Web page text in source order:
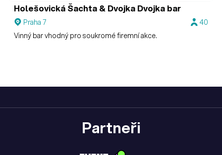
Holešovická Šachta & Dvojka Dvojka bar
Praha 7
40
Vinný bar vhodný pro soukromé firemní akce.
Partneři